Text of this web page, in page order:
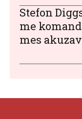
Stefon
me
mes